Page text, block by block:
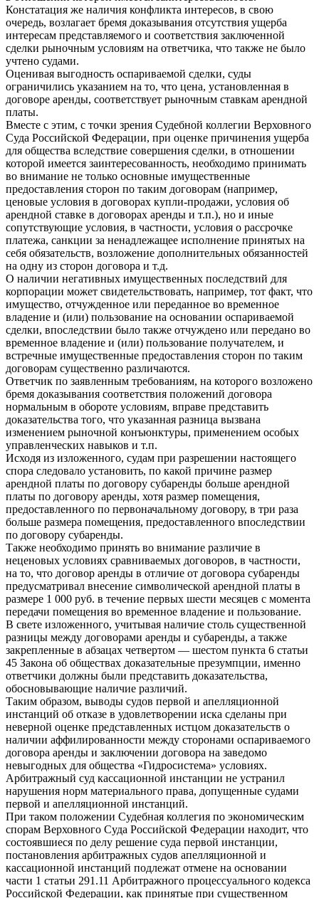
Констатация же наличия конфликта интересов, в свою
очередь, возлагает бремя доказывания отсутствия ущерба
интересам представляемого и соответствия заключенной
сделки рыночным условиям на ответчика, что также не было
учтено судами.
Оценивая выгодность оспариваемой сделки, суды
ограничились указанием на то, что цена, установленная в
договоре аренды, соответствует рыночным ставкам арендной
платы.
Вместе с этим, с точки зрения Судебной коллегии Верховного
Суда Российской Федерации, при оценке причинения ущерба
для общества вследствие совершения сделки, в отношении
которой имеется заинтересованность, необходимо принимать
во внимание не только основные имущественные
предоставления сторон по таким договорам (например,
ценовые условия в договорах купли-продажи, условия об
арендной ставке в договорах аренды и т.п.), но и иные
сопутствующие условия, в частности, условия о рассрочке
платежа, санкции за ненадлежащее исполнение принятых на
себя обязательств, возложение дополнительных обязанностей
на одну из сторон договора и т.д.
О наличии негативных имущественных последствий для
корпорации может свидетельствовать, например, тот факт, что
имущество, отчужденное или переданное во временное
владение и (или) пользование на основании оспариваемой
сделки, впоследствии было также отчуждено или передано во
временное владение и (или) пользование получателем, и
встречные имущественные предоставления сторон по таким
договорам существенно различаются.
Ответчик по заявленным требованиям, на которого возложено
бремя доказывания соответствия положений договора
нормальным в обороте условиям, вправе представить
доказательства того, что указанная разница вызвана
изменением рыночной конъюнктуры, применением особых
управленческих навыков и т.п.
Исходя из изложенного, судам при разрешении настоящего
спора следовало установить, по какой причине размер
арендной платы по договору субаренды больше арендной
платы по договору аренды, хотя размер помещения,
предоставленного по первоначальному договору, в три раза
больше размера помещения, предоставленного впоследствии
по договору субаренды.
Также необходимо принять во внимание различие в
неценовых условиях сравниваемых договоров, в частности,
на то, что договор аренды в отличие от договора субаренды
предусматривал внесение символической арендной платы в
размере 1 000 руб. в течение первых шести месяцев с момента
передачи помещения во временное владение и пользование.
В свете изложенного, учитывая наличие столь существенной
разницы между договорами аренды и субаренды, а также
закрепленные в абзацах четвертом — шестом пункта 6 статьи
45 Закона об обществах доказательные презумпции, именно
ответчики должны были представить доказательства,
обосновывающие наличие различий.
Таким образом, выводы судов первой и апелляционной
инстанций об отказе в удовлетворении иска сделаны при
неверной оценке представленных истцом доказательств о
наличии аффилированности между сторонами оспариваемого
договора аренды и заключении договора на заведомо
невыгодных для общества «Гидросистема» условиях.
Арбитражный суд кассационной инстанции не устранил
нарушения норм материального права, допущенные судами
первой и апелляционной инстанций.
При таком положении Судебная коллегия по экономическим
спорам Верховного Суда Российской Федерации находит, что
состоявшиеся по делу решение суда первой инстанции,
постановления арбитражных судов апелляционной и
кассационной инстанций подлежат отмене на основании
части 1 статьи 291.11 Арбитражного процессуального кодекса
Российской Федерации, как принятые при существенном